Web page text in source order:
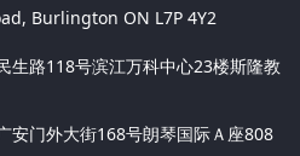
Burlington ON L7P 4Y2
路118号滨江万科中心23楼斯隆教
门外大街168号朗琴国际Ａ座808